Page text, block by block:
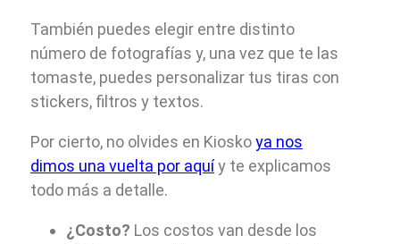
También puedes elegir entre distinto
número de fotografías y, una vez que te las
tomaste, puedes personalizar tus tiras con
stickers, filtros y textos.
Por cierto, no olvides en Kioskoya nos
dimos una vuelta por aquíy te explicamos
todo más a detalle.
¿Costo? Los costos van desde los